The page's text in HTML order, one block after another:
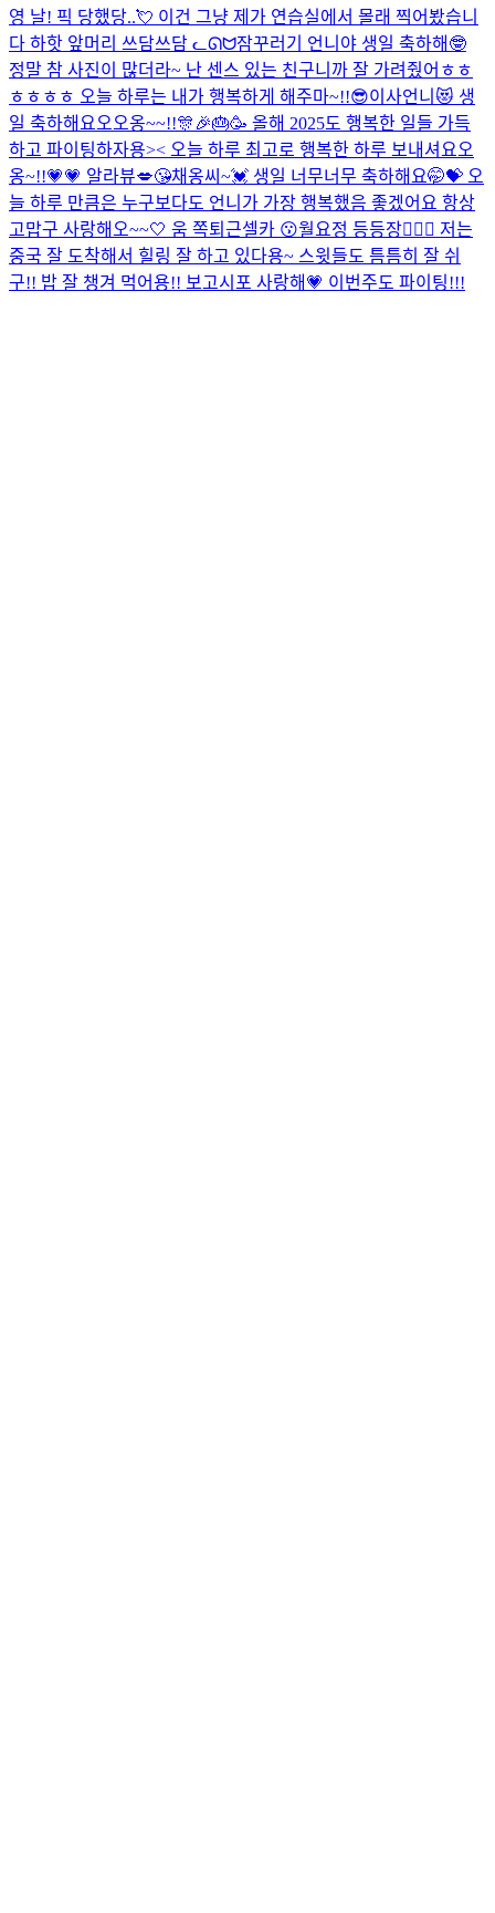
영 날! 픽 당했당..💘 이건 그냥 제가 연습실에서 몰래 찍어봤습니
다 하핫 앞머리 쓰담쓰담 ᓚᘏᗢ잠꾸러기 언니야 생일 축하해🤓
정말 참 사진이 많더라~ 난 센스 있는 친구니까 잘 가려줬어ㅎㅎ
ㅎㅎㅎㅎ 오늘 하루는 내가 행복하게 해주마~!!😎이사언니😻 생
일 축하해요오오옹~~!!🎊🎉🎂🥳 올해 2025도 행복한 일들 가득
하고 파이팅하자용>< 오늘 하루 최고로 행복한 하루 보내셔요오
옹~!!💗💗 알라뷰💋😘채옹씨~💓 생일 너무너무 축하해요🤭💝 오
늘 하루 만큼은 누구보다도 언니가 가장 행복했음 좋겠어요 항상
고맙구 사랑해오~~🤍 움 쪽퇴근셀카 😗월요정 등등장🧚🏻‍♀️ 저는
중국 잘 도착해서 힐링 잘 하고 있다용~ 스윗들도 틈틈히 잘 쉬
구!! 밥 잘 챙겨 먹어용!! 보고시포 사랑해💗 이번주도 파이팅!!!